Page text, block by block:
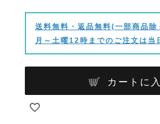
送料無料・返品無料(一部商品除
月～土曜12時までのご注文は当
カートに